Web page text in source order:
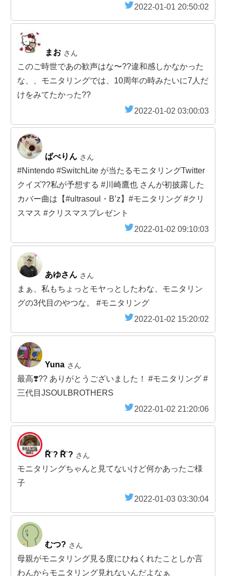
2022-01-01 20:50:02
まお さん
このご時世であの歓声はな〜??違和感しかなかった
な、、モニタリングでは、10周年の時みたいに7人だ
けをみてたかった??
2022-01-02 03:00:03
ばべりん さん
#Nintendo #SwitchLite が当たるモニタリングTwitter
クイズ??私が予想する #川崎鷹也 さんが初披露した
カバー曲は【#ultrasoul・Bʼz】#モニタリング #クリ
スマス #クリスマスプレゼント
2022-01-02 09:10:03
あゆさん さん
まぁ、私もちょっとモヤっとしたわな、モニタリン
グの3代目のやつな。 #モニタリング
2022-01-02 15:20:02
Yuna さん
最高❣️?? ありがとうございました！ #モニタリング #
三代目JSOULBROTHERS
2022-01-02 21:20:06
R̆̈ ? R̆̈ ? さん
モニタリングちゃんと見てないけど何かあったご様
子
2022-01-03 03:30:04
むつ? さん
母親がモニタリング見る度にひねくれたことしか言
わんからモニタリング見れないんだよなぁ